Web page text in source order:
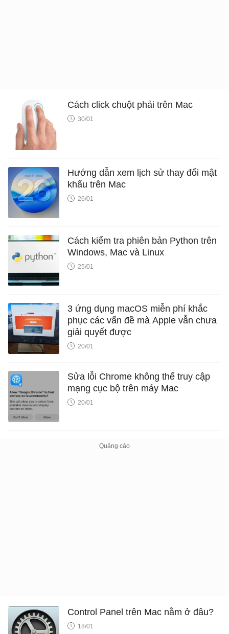
Cách click chuột phải trên Mac
30/01
Hướng dẫn xem lịch sử thay đổi mật
khẩu trên Mac
26/01
Cách kiểm tra phiên bản Python trên
Windows, Mac và Linux
25/01
3 ứng dụng macOS miễn phí khắc
phục các vấn đề mà Apple vẫn chưa
giải quyết được
20/01
Sửa lỗi Chrome không thể truy cập
mạng cục bộ trên máy Mac
20/01
Control Panel trên Mac nằm ở đâu?
18/01